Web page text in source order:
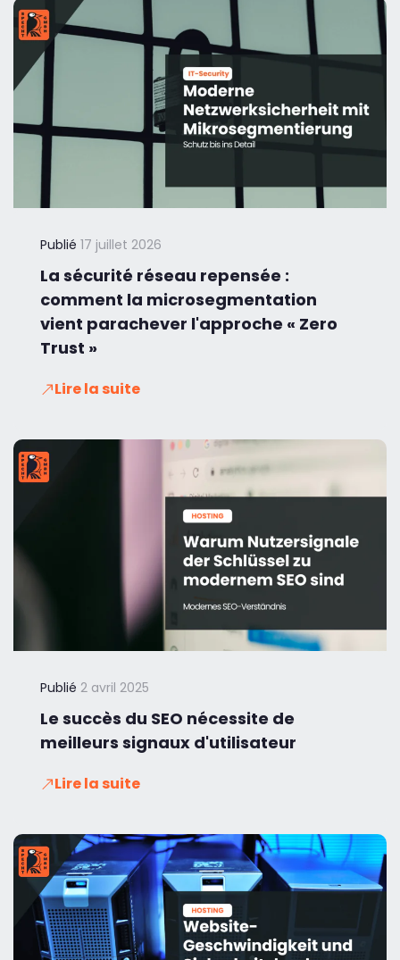
Publié 17 juillet 2026
La sécurité réseau repensée :
comment la microsegmentation
vient parachever l'approche « Zero
Trust »
Lire la suite
Publié 2 avril 2025
Le succès du SEO nécessite de
meilleurs signaux d'utilisateur
Lire la suite